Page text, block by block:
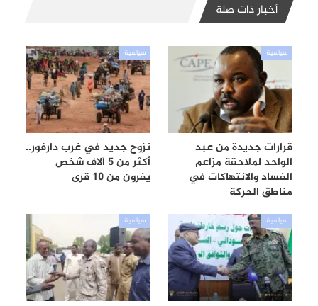
أخبار ذات صلة
سياسية
قرارات جديدة من عبد
الواحد لملاحقة مزاعم
الفساد والانتهاكات في
مناطق الحركة
سياسية
نزوح جديد في غرب دارفور..
أكثر من 5 آلاف شخص
يفرون من 10 قرى
سياسية سياسية